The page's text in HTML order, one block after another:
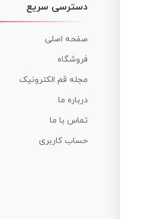
دسترسی سریع
صفحه اصلی
فروشگاه
مجله قم الکترونیک
درباره ما
تماس با ما
حساب کاربری